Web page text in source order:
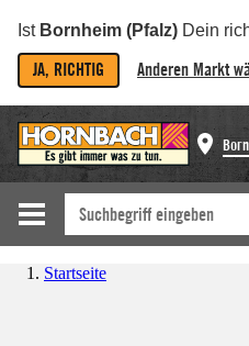
Ist Bornheim (Pfalz) Dein
JA, RICHTIG Anderen Markt
Startseite